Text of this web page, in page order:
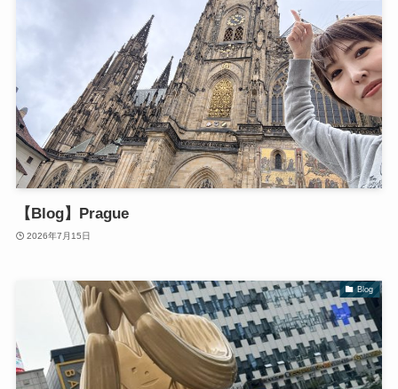
【Blog】Prague
2026年7月15日
Blog